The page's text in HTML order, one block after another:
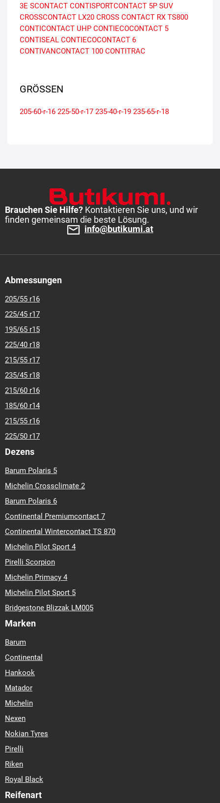
3E SCONTACT CONTISPORTCONTACT 5P SUV
CROSSCONTACT LX20 CROSS CONTACT RX TS800
CONTICONTACT UHP CONTIECOCONTACT 5
CONTISEAL CONTIECOCONTACT 6
CONTIVANCONTACT 100 CONTITRAC
GRÖSSEN
205-60-r-16 225-50-r-17 235-40-r-19 235-65-r-18
Brauchen Sie Hilfe? Kontaktieren Sie uns, und wir
finden gemeinsam die beste Lösung.
info@butikumi.at
Abmessungen
205/55 r16
225/45 r17
195/65 r15
225/40 r18
215/55 r17
235/45 r18
215/60 r16
185/60 r14
215/55 r16
225/50 r17
Dezens
Barum Polaris 5
Michelin Crossclimate 2
Barum Polaris 6
Continental Premiumcontact 7
Continental Wintercontact TS 870
Michelin Pilot Sport 4
Pirelli Scorpion
Michelin Primacy 4
Michelin Pilot Sport 5
Bridgestone Blizzak LM005
Marken
Barum
Continental
Hankook
Matador
Michelin
Nexen
Nokian Tyres
Pirelli
Riken
Royal Black
Reifenart